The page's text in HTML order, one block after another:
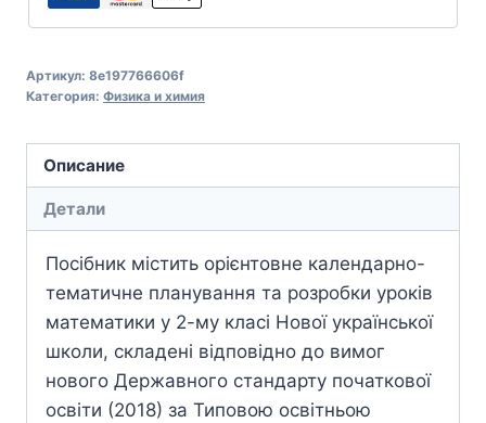
Артикул: 8e197766606f
Категория: Физика и химия
Описание
Детали
Посібник містить орієнтовне календарно-
тематичне планування та розробки уроків
математики у 2-му класі Нової української
школи, складені відповідно до вимог
нового Державного стандарту початкової
освіти (2018) за Типовою освітньою